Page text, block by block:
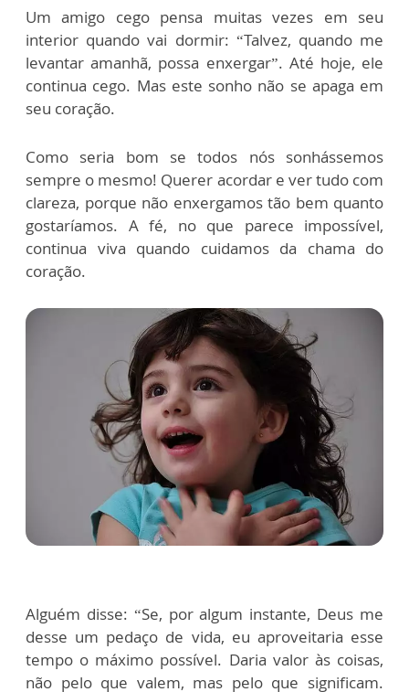
Um amigo cego pensa muitas vezes em seu
interior quando vai dormir: “Talvez, quando me
levantar amanhã, possa enxergar”. Até hoje, ele
continua cego. Mas este sonho não se apaga em
seu coração.
Como seria bom se todos nós sonhássemos
sempre o mesmo! Querer acordar e ver tudo com
clareza, porque não enxergamos tão bem quanto
gostaríamos. A fé, no que parece impossível,
continua viva quando cuidamos da chama do
coração.
Alguém disse: “Se, por algum instante, Deus me
desse um pedaço de vida, eu aproveitaria esse
tempo o máximo possível. Daria valor às coisas,
não pelo que valem, mas pelo que significam.